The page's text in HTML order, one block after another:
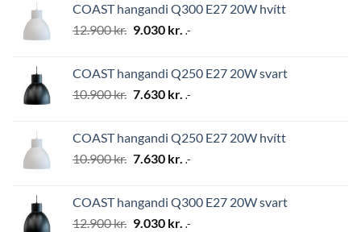
24.500 kr..17.150 kr..
COAST hangandi Q300 E27 20W hvítt
12.900kr. Original
12.900 kr..
9.030 kr. Current
9.030 kr..
.-
COAST hangandi Q250 E27 20W svart
10.900kr. Original
10.900 kr..
7.630 kr. Current
7.630 kr..
.-
COAST hangandi Q250 E27 20W hvítt
10.900kr. Original
10.900 kr..
7.630 kr. Current
7.630 kr..
.-
COAST hangandi Q300 E27 20W svart
12.900kr. Original
9.030 kr. Current
.-